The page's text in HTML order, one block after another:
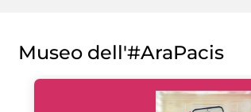
Museo dell'#AraPacis